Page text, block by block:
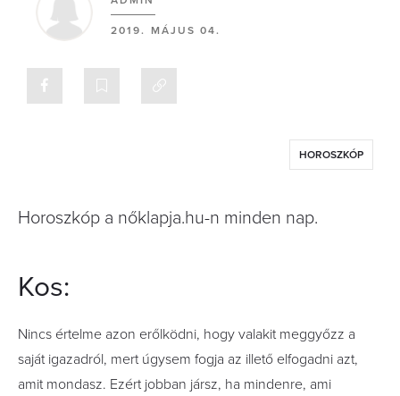
2019. MÁJUS 04.
HOROSZKÓP
Horoszkóp a nőklapja.hu-n minden nap.
Kos:
Nincs értelme azon erőlködni, hogy valakit meggyőzz a
saját igazadról, mert úgysem fogja az illető elfogadni azt,
amit mondasz. Ezért jobban jársz, ha mindenre, ami